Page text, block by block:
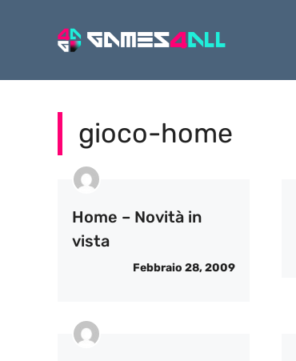
gioco-home
Home – Novità in
vista
Febbraio 28, 2009